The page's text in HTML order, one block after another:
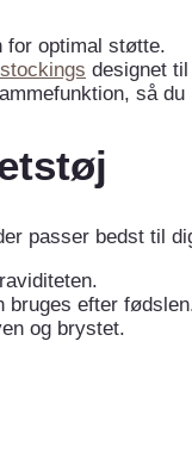
for optimal støtte.
designet
så
passer bedst til
bruges efter
og brystet.